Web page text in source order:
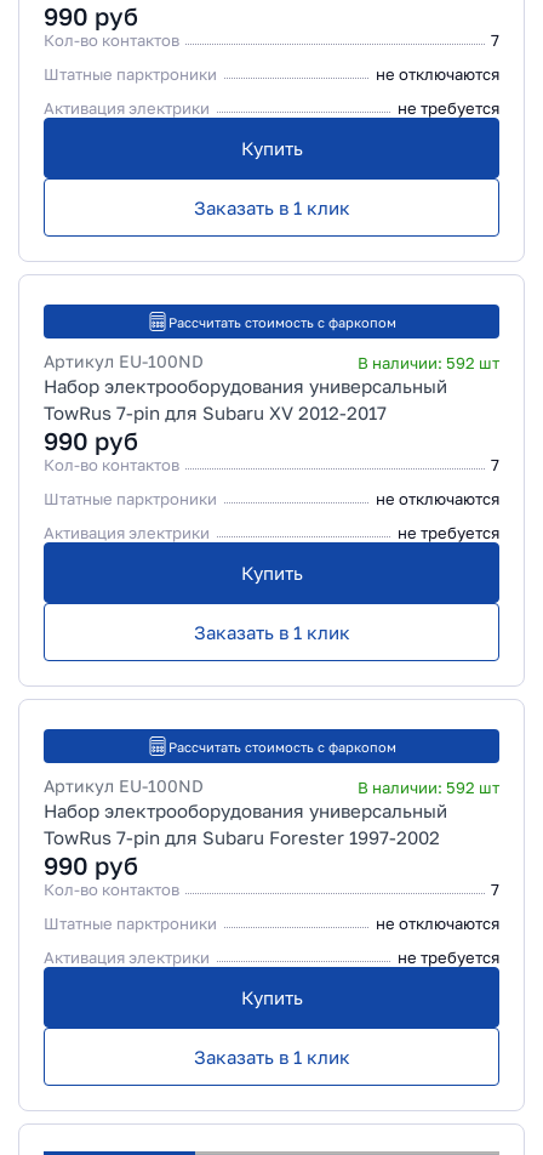
990 руб
Кол-во контактов
7
Штатные парктроники
не отключаются
Активация электрики
не требуется
Купить
Заказать в 1 клик
Рассчитать стоимость с фаркопом
Артикул EU-100ND В наличии: 592 шт
Набор электрооборудования универсальный
TowRus 7-pin для Subaru XV 2012-2017
990 руб
Кол-во контактов
7
Штатные парктроники
не отключаются
Активация электрики
не требуется
Купить
Заказать в 1 клик
Рассчитать стоимость с фаркопом
Артикул EU-100ND В наличии: 592 шт
Набор электрооборудования универсальный
TowRus 7-pin для Subaru Forester 1997-2002
990 руб
Кол-во контактов
7
Штатные парктроники
не отключаются
Активация электрики
не требуется
Купить
Заказать в 1 клик